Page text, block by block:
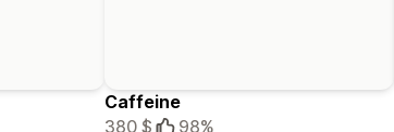
Caffeine
380 $
98%